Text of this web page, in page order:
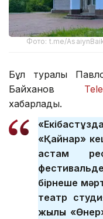
Фото: t.me/
Бұл туралы
Байханов
хабарлады.
«Қайнар»
астам
бірнеше
театр
жылы